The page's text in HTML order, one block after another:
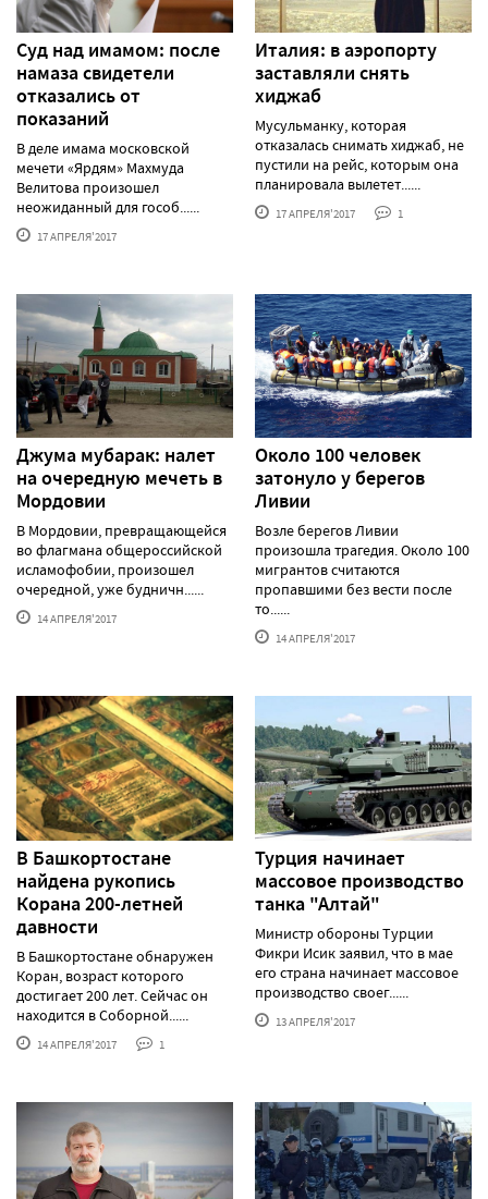
Суд над имамом: после
намаза свидетели
отказались от
показаний
В деле имама московской
мечети «Ярдям» Махмуда
Велитова произошел
неожиданный для гособ......
17 АПРЕЛЯ'2017
Италия: в аэропорту
заставляли снять
хиджаб
Мусульманку, которая
отказалась снимать хиджаб, не
пустили на рейс, которым она
планировала вылетет......
17 АПРЕЛЯ'2017 1
Джума мубарак: налет
на очередную мечеть в
Мордовии
В Мордовии, превращающейся
во флагмана общероссийской
исламофобии, произошел
очередной, уже будничн......
14 АПРЕЛЯ'2017
Около 100 человек
затонуло у берегов
Ливии
Возле берегов Ливии
произошла трагедия. Около 100
мигрантов считаются
пропавшими без вести после
то......
14 АПРЕЛЯ'2017
В Башкортостане
найдена рукопись
Корана 200-летней
давности
В Башкортостане обнаружен
Коран, возраст которого
достигает 200 лет. Сейчас он
находится в Соборной......
14 АПРЕЛЯ'2017 1
Турция начинает
массовое производство
танка "Алтай"
Министр обороны Турции
Фикри Исик заявил, что в мае
его страна начинает массовое
производство своег......
13 АПРЕЛЯ'2017